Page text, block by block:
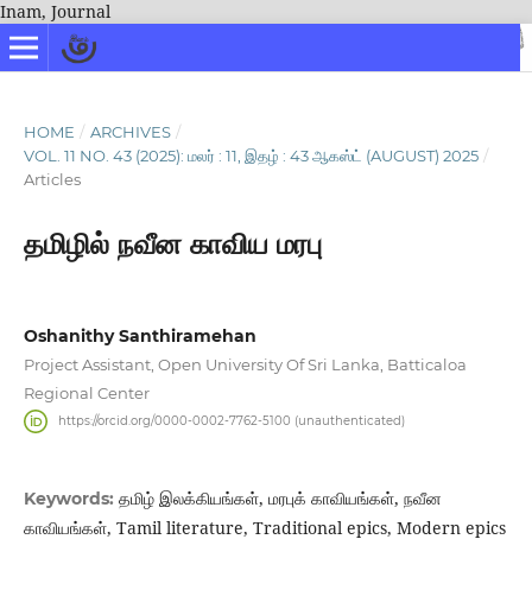
Inam, Journal
HOME / ARCHIVES /
VOL. 11 NO. 43 (2025): மலர் : 11, இதழ் : 43 ஆகஸ்ட் (AUGUST) 2025 /
Articles
தமிழில் நவீன காவிய மரபு
Oshanithy Santhiramehan
Project Assistant, Open University Of Sri Lanka, Batticaloa
Regional Center
https://orcid.org/0000-0002-7762-5100 (unauthenticated)
Keywords: தமிழ் இலக்கியங்கள், மரபுக் காவியங்கள், நவீன
காவியங்கள், Tamil literature, Traditional epics, Modern epics